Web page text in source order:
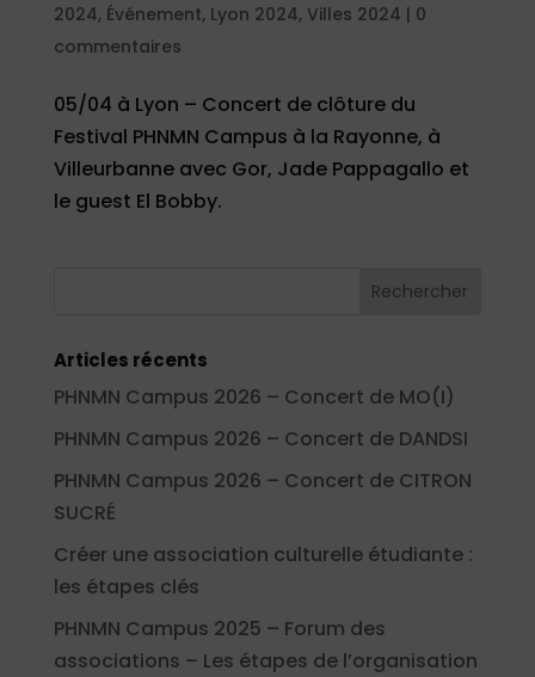
2024, Événement, Lyon 2024, Villes 2024 | 0
commentaires
05/04 à Lyon – Concert de clôture du
Festival PHNMN Campus à la Rayonne, à
Villeurbanne avec Gor, Jade Pappagallo et
le guest El Bobby.
Articles récents
PHNMN Campus 2026 – Concert de MO(I)
PHNMN Campus 2026 – Concert de DANDSI
PHNMN Campus 2026 – Concert de CITRON
SUCRÉ
Créer une association culturelle étudiante :
les étapes clés
PHNMN Campus 2025 – Forum des
associations – Les étapes de l’organisation